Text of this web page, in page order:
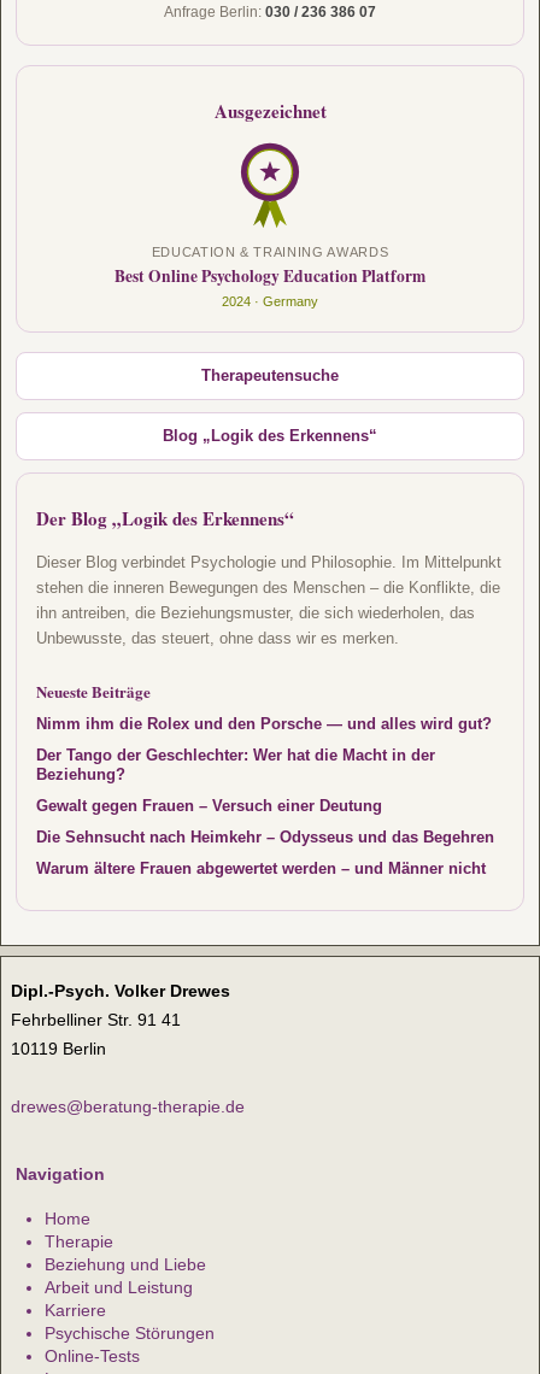
Anfrage Berlin: 030 / 236 386 07
Ausgezeichnet
EDUCATION & TRAINING AWARDS
Best Online Psychology Education Platform
2024 · Germany
Therapeutensuche
Blog „Logik des Erkennens“
Der Blog „Logik des Erkennens“
Dieser Blog verbindet Psychologie und Philosophie. Im Mittelpunkt
stehen die inneren Bewegungen des Menschen – die Konflikte, die
ihn antreiben, die Beziehungsmuster, die sich wiederholen, das
Unbewusste, das steuert, ohne dass wir es merken.
Neueste Beiträge
Nimm ihm die Rolex und den Porsche — und alles wird gut?
Der Tango der Geschlechter: Wer hat die Macht in der
Beziehung?
Gewalt gegen Frauen – Versuch einer Deutung
Die Sehnsucht nach Heimkehr – Odysseus und das Begehren
Warum ältere Frauen abgewertet werden – und Männer nicht
Dipl.-Psych. Volker Drewes
Fehrbelliner Str. 91 41
10119 Berlin
drewes@beratung-therapie.de
Navigation
Home
Therapie
Beziehung und Liebe
Arbeit und Leistung
Karriere
Psychische Störungen
Online-Tests